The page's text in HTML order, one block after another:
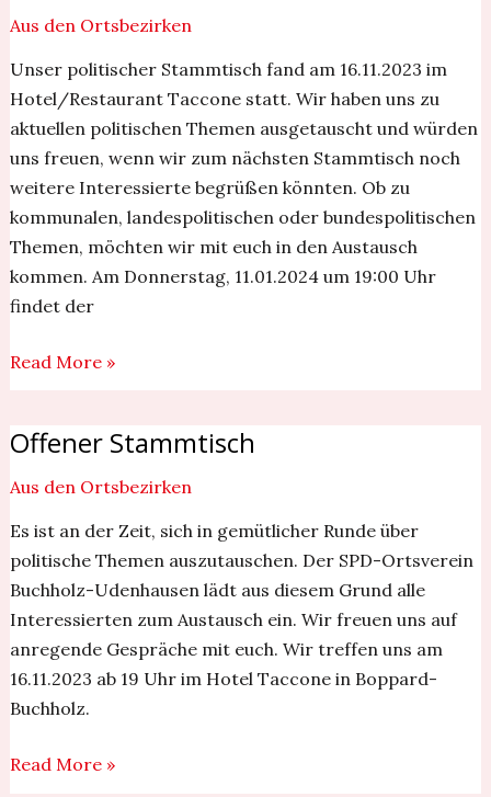
Aus den Ortsbezirken
Unser politischer Stammtisch fand am 16.11.2023 im
Hotel/Restaurant Taccone statt. Wir haben uns zu
aktuellen politischen Themen ausgetauscht und würden
uns freuen, wenn wir zum nächsten Stammtisch noch
weitere Interessierte begrüßen könnten. Ob zu
kommunalen, landespolitischen oder bundespolitischen
Themen, möchten wir mit euch in den Austausch
kommen. Am Donnerstag, 11.01.2024 um 19:00 Uhr
findet der
Stammtisch
am
16.11.2023
Read More »
Offener Stammtisch
Aus den Ortsbezirken
Es ist an der Zeit, sich in gemütlicher Runde über
politische Themen auszutauschen. Der SPD-Ortsverein
Buchholz-Udenhausen lädt aus diesem Grund alle
Interessierten zum Austausch ein. Wir freuen uns auf
anregende Gespräche mit euch. Wir treffen uns am
16.11.2023 ab 19 Uhr im Hotel Taccone in Boppard-
Buchholz.
Offener
Read More »